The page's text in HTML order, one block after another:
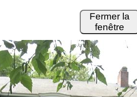
Fermer la
fenêtre